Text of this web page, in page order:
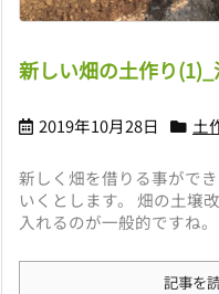
新しい畑の土作り(1)_
2019年10月28日 土
新しく畑を借りる事がで
いくとします。 畑の土壌
入れるのが一般的ですね
記事を